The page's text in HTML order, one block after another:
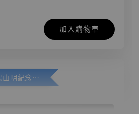
加入購物車
加購優惠【悟空 鳥山明紀念款 [奇蹟工作室]】